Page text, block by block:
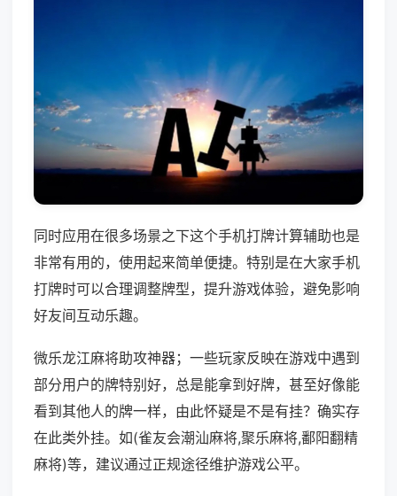
同时应用在很多场景之下这个手机打牌计算辅助也是
非常有用的，使用起来简单便捷。特别是在大家手机
打牌时可以合理调整牌型，提升游戏体验，避免影响
好友间互动乐趣。
微乐龙江麻将助攻神器；一些玩家反映在游戏中遇到
部分用户的牌特别好，总是能拿到好牌，甚至好像能
看到其他人的牌一样，由此怀疑是不是有挂？确实存
在此类外挂。如(雀友会潮汕麻将,聚乐麻将,鄱阳翻精
麻将)等，建议通过正规途径维护游戏公平。